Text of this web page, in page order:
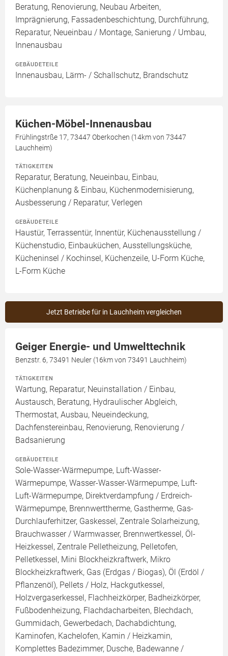
Beratung, Renovierung, Neubau Arbeiten,
Imprägnierung, Fassadenbeschichtung, Durchführung,
Reparatur, Neueinbau / Montage, Sanierung / Umbau,
Innenausbau
GEBÄUDETEILE
Innenausbau, Lärm- / Schallschutz, Brandschutz
Küchen-Möbel-Innenausbau
Frühlingstrße 17, 73447 Oberkochen (14km von 73447
Lauchheim)
TÄTIGKEITEN
Reparatur, Beratung, Neueinbau, Einbau,
Küchenplanung & Einbau, Küchenmodernisierung,
Ausbesserung / Reparatur, Verlegen
GEBÄUDETEILE
Haustür, Terrassentür, Innentür, Küchenausstellung /
Küchenstudio, Einbauküchen, Ausstellungsküche,
Kücheninsel / Kochinsel, Küchenzeile, U-Form Küche,
L-Form Küche
Jetzt Betriebe für in Lauchheim vergleichen
Geiger Energie- und Umwelttechnik
Benzstr. 6, 73491 Neuler (16km von 73491 Lauchheim)
TÄTIGKEITEN
Wartung, Reparatur, Neuinstallation / Einbau,
Austausch, Beratung, Hydraulischer Abgleich,
Thermostat, Ausbau, Neueindeckung,
Dachfenstereinbau, Renovierung, Renovierung /
Badsanierung
GEBÄUDETEILE
Sole-Wasser-Wärmepumpe, Luft-Wasser-
Wärmepumpe, Wasser-Wasser-Wärmepumpe, Luft-
Luft-Wärmepumpe, Direktverdampfung / Erdreich-
Wärmepumpe, Brennwerttherme, Gastherme, Gas-
Durchlauferhitzer, Gaskessel, Zentrale Solarheizung,
Brauchwasser / Warmwasser, Brennwertkessel, Öl-
Heizkessel, Zentrale Pelletheizung, Pelletofen,
Pelletkessel, Mini Blockheizkraftwerk, Mikro
Blockheizkraftwerk, Gas (Erdgas / Biogas), Öl (Erdöl /
Pflanzenöl), Pellets / Holz, Hackgutkessel,
Holzvergaserkessel, Flachheizkörper, Badheizkörper,
Fußbodenheizung, Flachdacharbeiten, Blechdach,
Gummidach, Gewerbedach, Dachabdichtung,
Kaminofen, Kachelofen, Kamin / Heizkamin,
Komplettes Badezimmer, Dusche, Badewanne /